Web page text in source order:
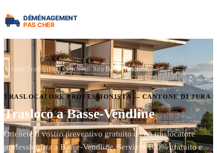
Accueil Trasloco nel cantone di Jura Basse-Vendline
TRASLOCATORE PROFESSIONISTA — CANTONE DI JURA
Trasloco a Basse-Vendline
Ottenete il vostro preventivo gratuito da un traslocatore
professionista a Basse-Vendline. Servizio 100% gratuito e